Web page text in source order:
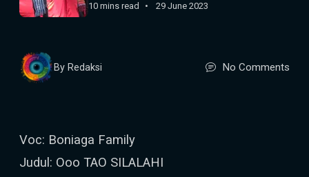
10 mins read
29 June 2023
By Redaksi No Comments
Voc: Boniaga Family
Judul: Ooo TAO SILALAHI